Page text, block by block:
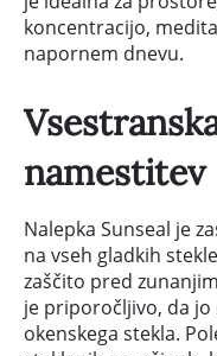
koncentracijo,
napornem dnevu.
namestitev
Nalepka Sunseal je
na vseh gladkih
zaščito pred
je priporočljivo, da
okenskega stekla.